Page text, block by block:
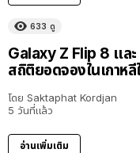
633 ดู
Galaxy Z Flip 8 แล
สถิติยอดจองในเกาหลี
โดย Saktaphat Kordjan
5 วันที่แล้ว
อ่านเพิ่มเติม